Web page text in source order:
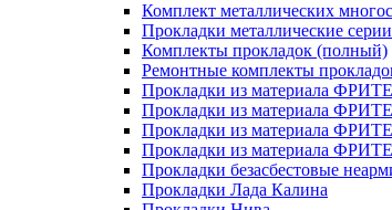
Комплект металлических
Прокладки металлические
Комплекты прокладок (полный)
Ремонтные комплекты
Прокладки из материала
Прокладки из материала
Прокладки из материала
Прокладки из материала
Прокладки безасбестовые
Прокладки Лада Калина